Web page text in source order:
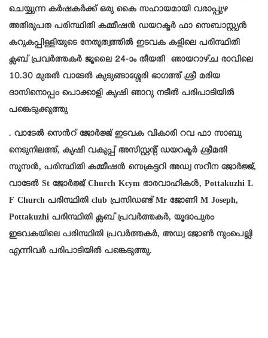
ചെയ്യുന്ന കര്‍ഷകര്‍ക്ക് ഒരു കൈ സഹായമായി വരാപ്പുഴ
അതിരൂപത പരിസ്ഥിതി കമ്മീഷന്‍ ഡയറക്ടര്‍ ഫാ സെബാസ്റ്റ്യന്‍
കറുകപ്പിള്ളിയുടെ നേതൃത്വത്തില്‍ ഇടവക കളിലെ പരിസ്ഥിതി
ക്ലബ് പ്രവര്‍ത്തകര്‍ ജൂലൈ 24-ാം തീയതി ഞായറാഴ്ച രാവിലെ
10.30 മുതല്‍ വാടേൽ കുടുങ്ങാശ്ശേരി ഭാഗത്ത് ശ്രീ മരിയ
ദാസിനൊപ്പം പൊക്കാളി കൃഷി ഞാറു നടീല്‍ പരിപാടിയില്‍
പങ്കെടുക്കുത്തു
. വാടേൽ സെൻറ് ജോർജ്ജ് ഇടവക വികാരി റവ ഫാ സാബു
നെടുനിലത്ത്, കൃഷി വകുപ്പ് അസിസ്റ്റന്റ് ഡയറക്ടര്‍ ശ്രീമതി
സൂസന്‍, പരിസ്ഥിതി കമ്മീഷന്‍ സെക്രട്ടറി അഡ്വ സറീന ജോർജ്ജ്,
വാടേൽ St ജോർജ്ജ് Church Kcym ഭാരവാഹികള്‍, Pottakuzhi L
F Church പരിസ്ഥിതി club പ്രസിഡണ്ട് Mr ജോണി M Joseph,
Pottakuzhi പരിസ്ഥിതി ക്ലബ് പ്രവര്‍ത്തകര്‍, യൂദാപുരം
ഇടവകയിലെ പരിസ്ഥിതി പ്രവര്‍ത്തകര്‍, അഡ്വ ജോൺ നുംപെല്ലി
എന്നിവർ പരിപാടിയില്‍ പങ്കെടുത്തു.